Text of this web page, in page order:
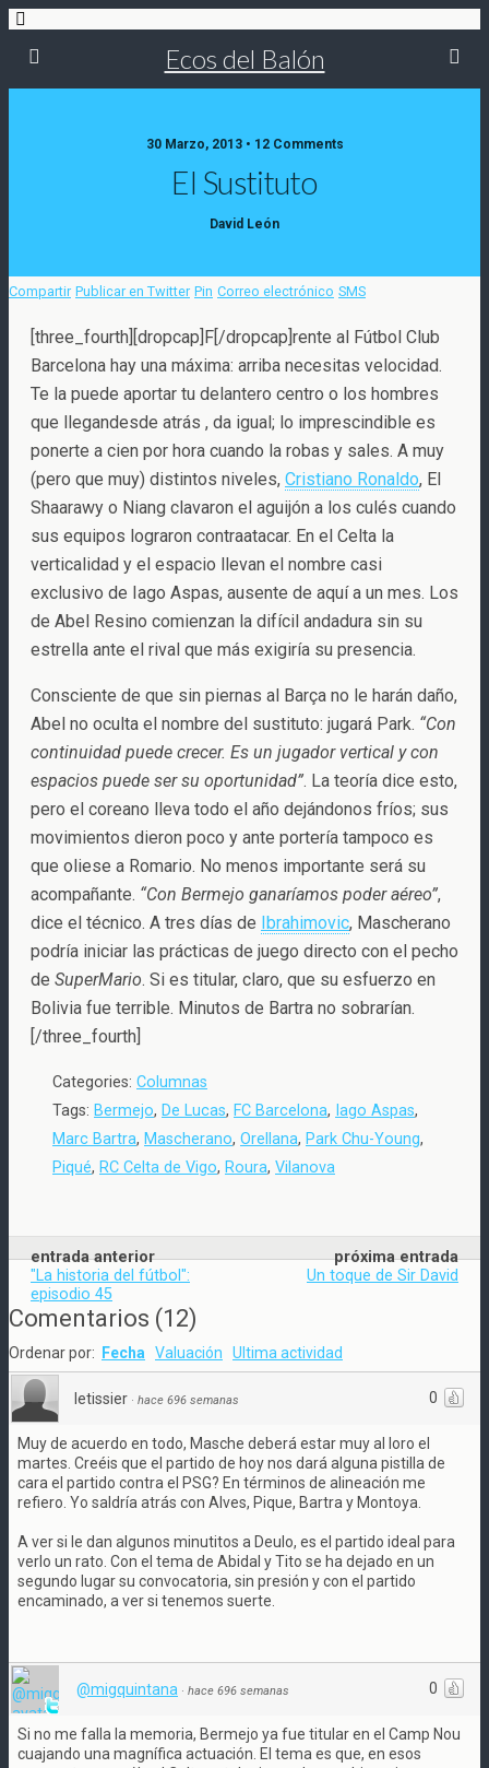
Ecos del Balón
30 Marzo, 2013 • 12 Comments
El Sustituto
David León
Compartir Publicar en Twitter Pin Correo electrónico SMS
[three_fourth][dropcap]F[/dropcap]rente al Fútbol Club
Barcelona hay una máxima: arriba necesitas velocidad.
Te la puede aportar tu delantero centro o los hombres
que llegandesde atrás , da igual; lo imprescindible es
ponerte a cien por hora cuando la robas y sales. A muy
(pero que muy) distintos niveles, Cristiano Ronaldo, El
Shaarawy o Niang clavaron el aguijón a los culés cuando
sus equipos lograron contraatacar. En el Celta la
verticalidad y el espacio llevan el nombre casi
exclusivo de Iago Aspas, ausente de aquí a un mes. Los
de Abel Resino comienzan la difícil andadura sin su
estrella ante el rival que más exigiría su presencia.
Consciente de que sin piernas al Barça no le harán daño,
Abel no oculta el nombre del sustituto: jugará Park. “Con
continuidad puede crecer. Es un jugador vertical y con
espacios puede ser su oportunidad”. La teoría dice esto,
pero el coreano lleva todo el año dejándonos fríos; sus
movimientos dieron poco y ante portería tampoco es
que oliese a Romario. No menos importante será su
acompañante. “Con Bermejo ganaríamos poder aéreo”,
dice el técnico. A tres días de Ibrahimovic, Mascherano
podría iniciar las prácticas de juego directo con el pecho
de SuperMario. Si es titular, claro, que su esfuerzo en
Bolivia fue terrible. Minutos de Bartra no sobrarían.
[/three_fourth]
Categories: Columnas
Tags: Bermejo, De Lucas, FC Barcelona, Iago Aspas,
Marc Bartra, Mascherano, Orellana, Park Chu-Young,
Piqué, RC Celta de Vigo, Roura, Vilanova
entrada anterior
"La historia del fútbol":
episodio 45
próxima entrada
Un toque de Sir David
Comentarios (12)
Ordenar por: Fecha Valuación Ultima actividad
0
letissier · hace 696 semanas
Muy de acuerdo en todo, Masche deberá estar muy al loro el
martes. Creéis que el partido de hoy nos dará alguna pistilla de
cara el partido contra el PSG? En términos de alineación me
refiero. Yo saldría atrás con Alves, Pique, Bartra y Montoya.
A ver si le dan algunos minutitos a Deulo, es el partido ideal para
verlo un rato. Con el tema de Abidal y Tito se ha dejado en un
segundo lugar su convocatoria, sin presión y con el partido
encaminado, a ver si tenemos suerte.
0
@migquintana · hace 696 semanas
Si no me falla la memoria, Bermejo ya fue titular en el Camp Nou
cuajando una magnífica actuación. El tema es que, en esos